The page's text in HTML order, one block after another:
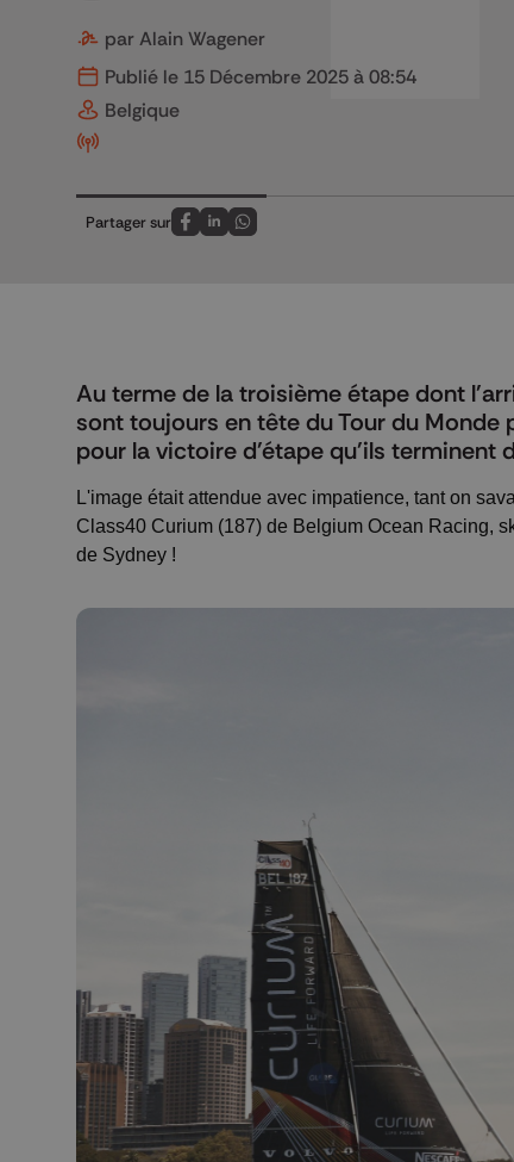
par Alain Wagener
Publié le 15 Décembre 2025 à 08:54
Belgique
Partager sur
Partagez sur FaceBook
Partagez sur LinkedIn
Partagez sur Whatsapp
Au terme de la troisième étape dont
sont toujours en tête du Tour du Monde
pour la victoire d'étape qu'ils terminent
L'image était attendue avec impatience, tant on
Class40 Curium (187) de Belgium Ocean Racing,
de Sydney !